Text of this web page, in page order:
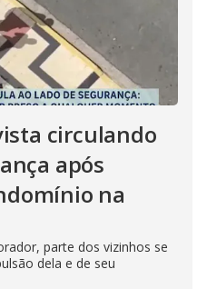
circulando
após
na
parte dos vizinhos se
dela e de seu